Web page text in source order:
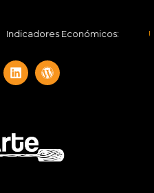
Indicadores Económicos: